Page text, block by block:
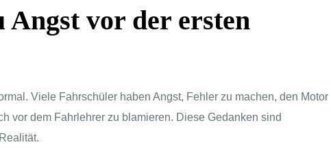
Angst vor der ersten
Viele Fahrschüler haben Angst, Fehler zu machen, den Motor
vor dem Fahrlehrer zu blamieren. Diese Gedanken sind